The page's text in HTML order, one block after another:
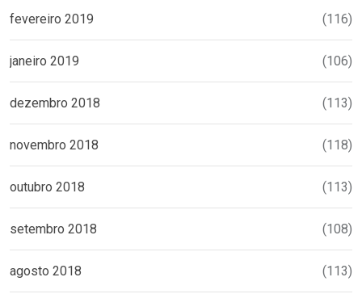
fevereiro 2019 (116)
janeiro 2019 (106)
dezembro 2018 (113)
novembro 2018 (118)
outubro 2018 (113)
setembro 2018 (108)
agosto 2018 (113)